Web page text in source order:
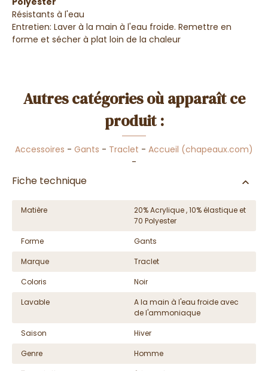
Résistants à l'eau
Entretien: Laver à la main à l'eau froide. Remettre en
forme et sécher à plat loin de la chaleur
Autres catégories où apparaît ce
produit :
Accessoires - Gants - Traclet - Accueil (chapeaux.com)
-
Fiche technique
Matière
20% Acrylique , 10% élastique et
70 Polyester
Forme
Gants
Marque
Traclet
Coloris
Noir
Lavable
A la main à l'eau froide avec
de l'ammoniaque
Saison
Hiver
Genre
Homme